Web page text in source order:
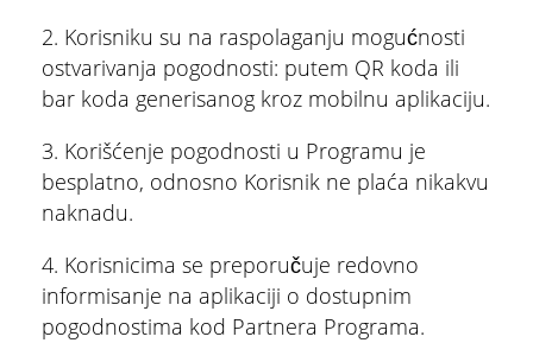
2. Korisniku su na raspolaganju mogućnosti
ostvarivanja pogodnosti: putem QR koda ili
bar koda generisanog kroz mobilnu aplikaciju.
3. Korišćenje pogodnosti u Programu je
besplatno, odnosno Korisnik ne plaća nikakvu
naknadu.
4. Korisnicima se preporučuje redovno
informisanje na aplikaciji o dostupnim
pogodnostima kod Partnera Programa.